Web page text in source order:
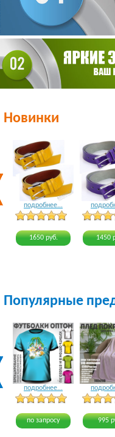
Новинки
подробнее...
4
1650 руб. 1450
Популярные
подробнее...
18
по запросу 995